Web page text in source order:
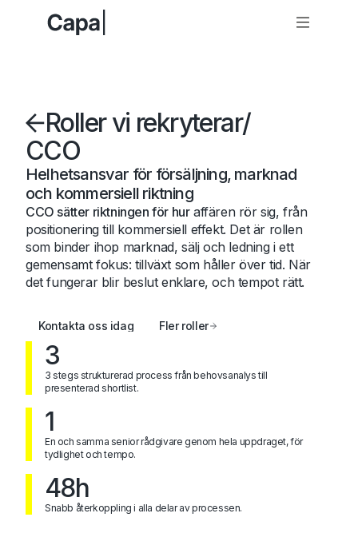
Roller vi rekryterar/
CCO
Helhetsansvar för försäljning, marknad
och kommersiell riktning
CCO sätter riktningen för huraffären rör sig, från
positionering till kommersiell effekt. Det är rollen
som binder ihop marknad, sälj och ledning i ett
gemensamt fokus: tillväxt som håller över tid. När
det fungerar blir beslut enklare, och tempot rätt.
Kontakta oss idag Fler roller
3
3 stegs strukturerad process från behovsanalys till
presenterad shortlist.
1
En och samma senior rådgivare genom hela uppdraget, för
tydlighet och tempo.
48h
Snabb återkoppling i alla delar av processen.